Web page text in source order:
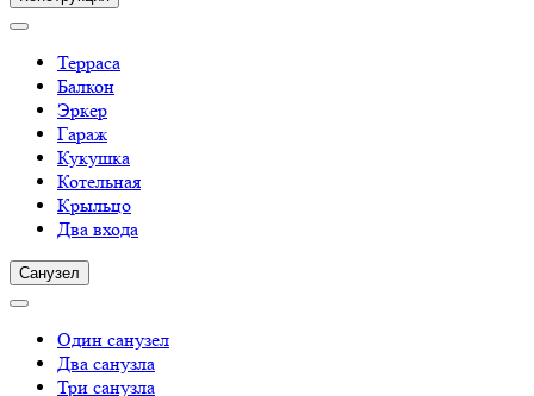
Терраса
Балкон
Эркер
Гараж
Кукушка
Котельная
Крыльцо
Два входа
Санузел
Один санузел
Два санузла
Три санузла